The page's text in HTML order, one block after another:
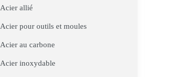
Acier allié
Acier pour outils et moules
Acier au carbone
Acier inoxydable